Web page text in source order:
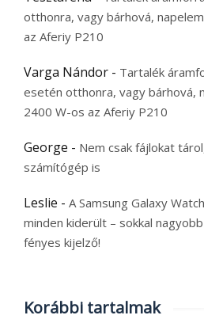
otthonra, vagy bárhová,
az Aferiy P210
Varga Nándor - Tartalék
esetén otthonra, vagy bárhová,
2400 W-os az Aferiy P210
George - Nem csak fájlokat
számítógép is
Leslie - A Samsung Galaxy
minden kiderült – sokkal
fényes kijelző!
Korábbi tartalmak